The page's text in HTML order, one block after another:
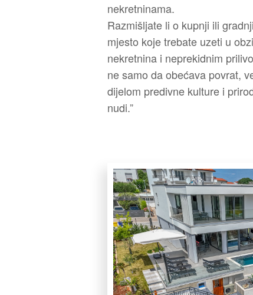
nekretninama.
Razmišljate li o kupnji ili
mjesto koje trebate uzeti u
nekretnina i neprekidnim
ne samo da obećava povrat,
dijelom predivne kulture i
nudi.”